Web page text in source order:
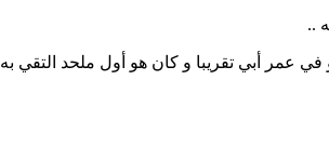
..
عمر أبي تقريبا و كان هو أول ملحد التقي به